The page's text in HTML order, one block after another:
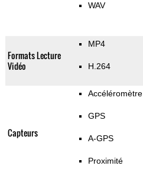
WAV
Formats Lecture
Vidéo
MP4
H.264
Capteurs
Accéléromètre
GPS
A-GPS
Proximité